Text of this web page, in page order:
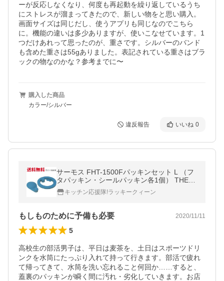
ーが反応しなくなり、何度も再起動を繰り返しているうち
にストレスが溜まってきたので、新しい物をと思い購入。
画面サイズは同じだし、使うアプリも同じなのでこちら
に。機能の違いは多少ありますが、使いこなせています。1
つだけあれって思ったのが、重さです。シルバーのバンド
も含めた重さは55gありました。表記されている重さはブラ
ックの物なのかな？参考までに〜
購入した商品
カラー/シルバー
違反報告 いいね 0
サーモス FHT-1500Fパッキンセット L （フ
タパッキン・シールパッキン各1個） THER
MOSキッチン応援隊!ラッキークィーン
もしものために予備も必要 2020/11/11
5
高校生の部活男子は、平日は麦茶を、土日はスポーツドリ
ンクを水筒にたっぷり入れて持って行きます。部活で疲れ
て帰ってきて、水筒を洗い忘れること何回か……すると、
蓋裏のパッキンが瞬く間に汚れ・劣化していきます。お店